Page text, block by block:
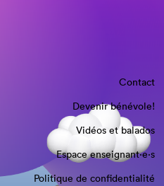
Contact
Devenir bénévole!
Vidéos et balados
Espace enseignant·e⋅s
Politique de confidentialité